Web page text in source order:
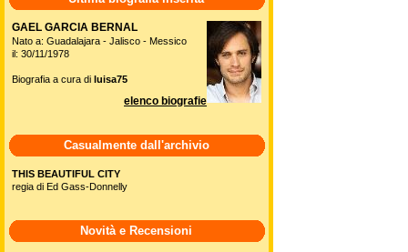
GAEL GARCIA BERNAL
Nato a: Guadalajara - Jalisco - Messico
il: 30/11/1978
Biografia a cura di luisa75
elenco biografie
Casualmente dall'archivio
THIS BEAUTIFUL CITY
regia di Ed Gass-Donnelly
Novità e Recensioni